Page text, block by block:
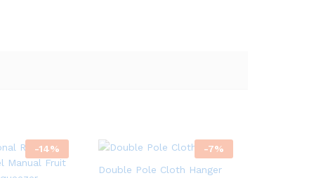
-14% -7%
Double Pole Cloth Hanger